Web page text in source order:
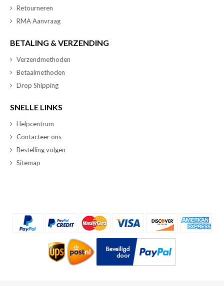
Retourneren
RMA Aanvraag
BETALING & VERZENDING
Verzendmethoden
Betaalmethoden
Drop Shipping
SNELLE LINKS
Helpcentrum
Contacteer ons
Bestelling volgen
Sitemap